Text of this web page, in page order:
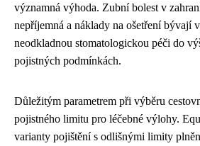
významná výhoda. Zubní bolest v
nepříjemná a náklady na ošetření bývají
neodkladnou stomatologickou péči do
pojistných podmínkách.
Důležitým parametrem při výběru
pojistného limitu pro léčebné výlohy.
varianty pojištění s odlišnými limity